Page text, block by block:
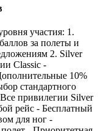
участия: 1.
за полеты и
2. Silver
Classic -
10%
стандартного
привилегии Silver
рейс - Бесплатный
для ног -